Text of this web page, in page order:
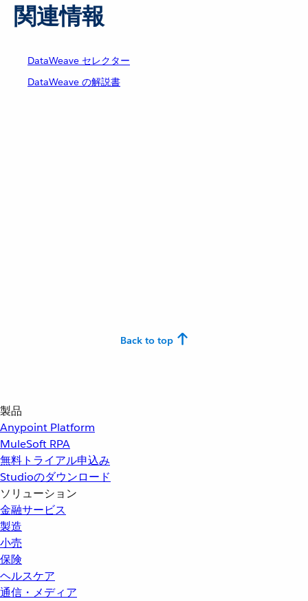
関連情報
DataWeave セレクター
DataWeave の解説書
Back to top
製品
Anypoint Platform
MuleSoft RPA
無料トライアル申込み
Studioのダウンロード
ソリューション
金融サービス
製造
小売
保険
ヘルスケア
通信・メディア